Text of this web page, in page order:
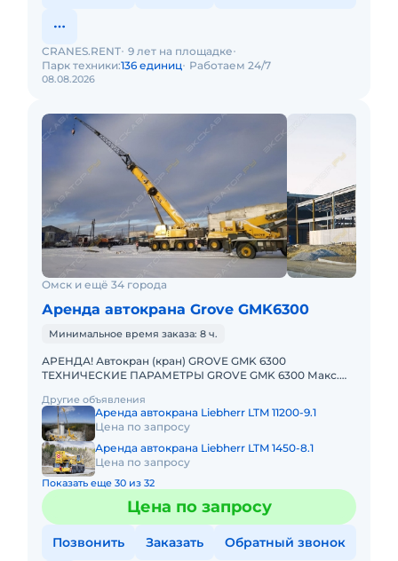
08.08.2026
CRANES.RENT 9 лет на площадке
Парк техники:136 единиц Работаем 24/7
Омск и ещё 34 города
Аренда автокрана Grove GMK6300
Минимальное время заказа: 8 ч.
АРЕНДА! Автокран (кран) GROVE GMK 6300
ТЕХНИЧЕСКИЕ ПАРАМЕТРЫ GROVE GMK 6300 Макс.
м Макс. высота подъёма
Другие объявления
Аренда автокрана Liebherr LTM 11200-9.1
Цена по запросу
Аренда автокрана Liebherr LTM 1450-8.1
Цена по запросу
Показать еще 30 из 32
Цена по запросу
Позвонить Заказать Обратный звонок